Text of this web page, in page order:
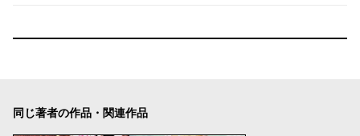
同じ著者の作品・関連作品